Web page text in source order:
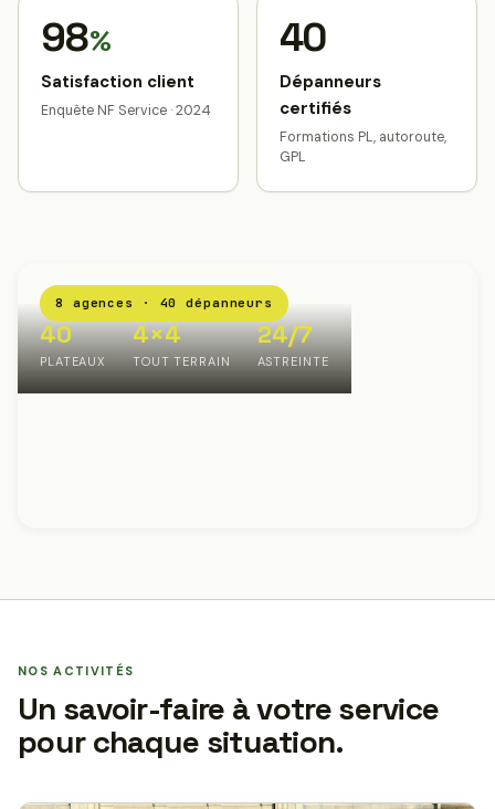
98%
Satisfaction client
Enquête NF Service · 2024
40
Dépanneurs
certifiés
Formations PL, autoroute,
GPL
8 agences · 40 dépanneurs
40
PLATEAUX
4×4
TOUT TERRAIN
24/7
ASTREINTE
NOS ACTIVITÉS
Un savoir-faire à votre service
pour chaque situation.